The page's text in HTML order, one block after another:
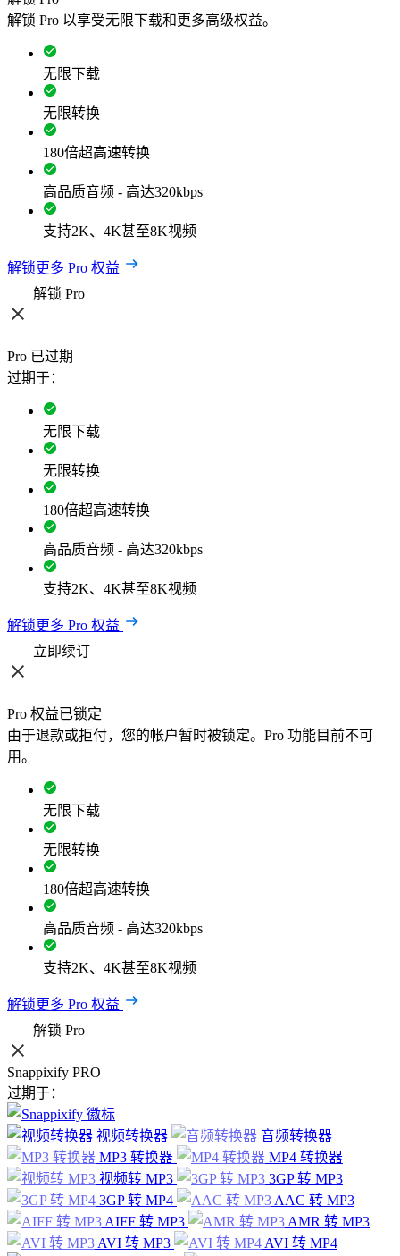
解锁 Pro 以享受无限下载和更多高级权益。
无限下载
无限转换
180倍超高速转换
高品质音频 - 高达320kbps
支持2K、4K甚至8K视频
解锁更多 Pro 权益
解锁 Pro
Pro 已过期
过期于：
无限下载
无限转换
180倍超高速转换
高品质音频 - 高达320kbps
支持2K、4K甚至8K视频
解锁更多 Pro 权益
立即续订
Pro 权益已锁定
由于退款或拒付，您的帐户暂时被锁定。Pro 功能目前不可
用。
无限下载
无限转换
180倍超高速转换
高品质音频 - 高达320kbps
支持2K、4K甚至8K视频
解锁更多 Pro 权益
解锁 Pro
Snappixify PRO
过期于：
视频转换器
音频转换器
MP3 转换器
MP4 转换器
视频转 MP3
3GP 转 MP3
3GP 转 MP4
AAC 转 MP3
AIFF 转 MP3
AMR 转 MP3
AVI 转 MP3
AVI 转 MP4